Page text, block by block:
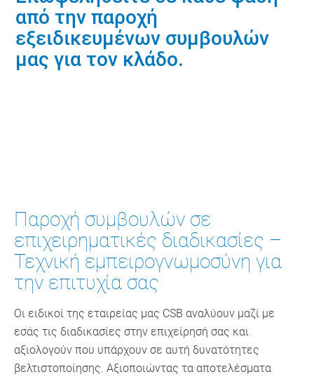
από την παροχή
εξειδικευμένων συμβουλών
μας για τον κλάδο.
Παροχή συμβουλών σε
επιχειρηματικές διαδικασίες –
Τεχνική εμπειρογνωμοσύνη για
την επιτυχία σας
Οι ειδικοί της εταιρείας μας CSB αναλύουν μαζί με
εσάς τις διαδικασίες στην επιχείρησή σας και
αξιολογούν που υπάρχουν σε αυτή δυνατότητες
βελτιστοποίησης. Αξιοποιώντας τα αποτελέσματα